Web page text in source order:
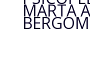
MARTA